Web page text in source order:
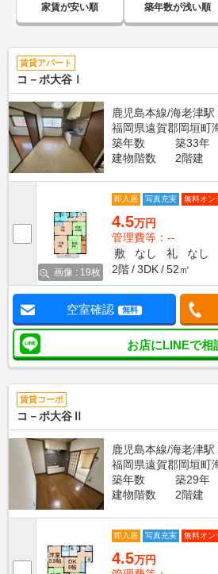
家賃が安い順 築年数が浅い順
賃貸アパート
コ－ポ大谷Ⅰ
鹿児島本線/海老津
福岡県遠賀郡岡垣町
築年数
築33年
建物階数
2階建
画像 : 19枚
即入居 写真充実 無料オン
4.5万円
管理費等：--
敷
なし 礼
なし
2階
3DK 52㎡
空室確認 無料
お店にLINEで相
賃貸コーポ
コ－ポ大谷Ⅱ
鹿児島本線/海老津
福岡県遠賀郡岡垣町
築年数
築29年
建物階数
2階建
即入居 写真充実 無料オン
4.5万円